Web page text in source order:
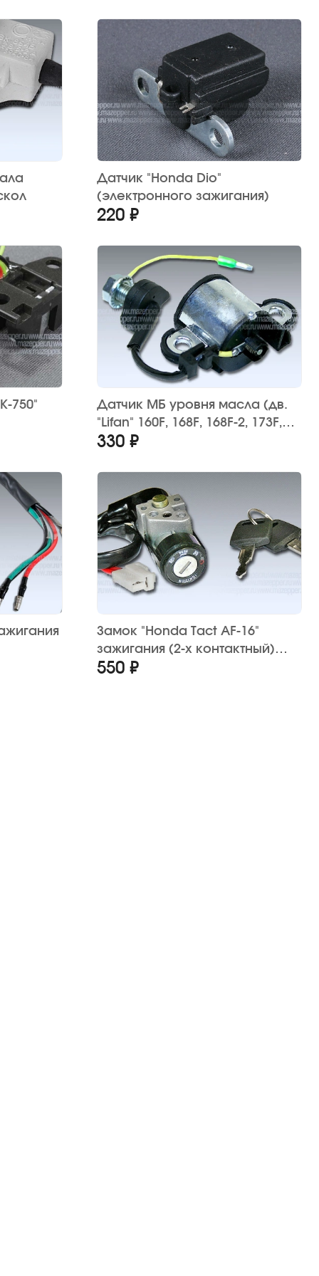
Датчик "Honda Dio"
(электронного зажигания)
220 ₽
750"
Датчик МБ уровня масла (дв.
"Lifan" 160F, 168F, 168F-2, 173F,
177F, 182F)
330 ₽
Замок "Honda Tact AF-16"
зажигания (2-х контактный)
TMMP
550 ₽